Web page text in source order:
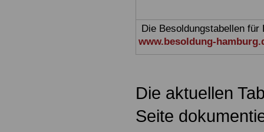
Die Besoldungstabellen
www.besoldung-
Die aktuellen
Seite